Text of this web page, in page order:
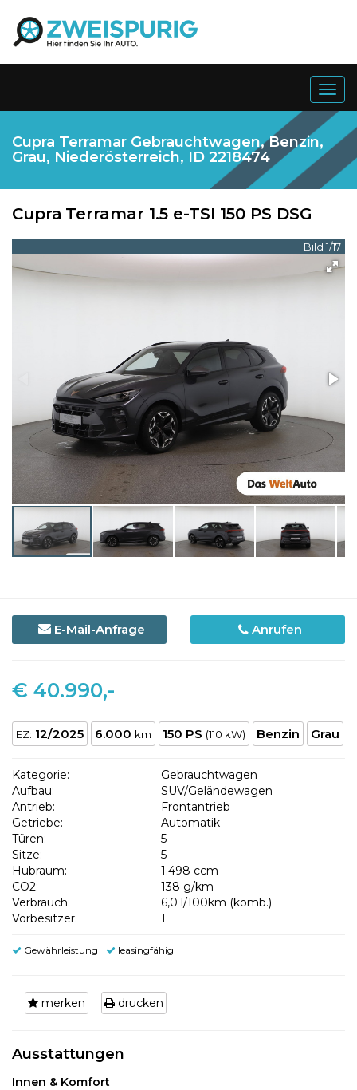
Cupra Terramar Gebrauchtwagen, Benzin,
Grau, Niederösterreich, ID 2218474
Cupra Terramar 1.5 e-TSI 150 PS DSG
Bild 1/17
E-Mail-Anfrage Anrufen
€ 40.990,-
EZ: 12/2025 6.000 km 150 PS (110 kW) Benzin Grau
Kategorie:
Gebrauchtwagen
Aufbau:
SUV/Geländewagen
Antrieb:
Frontantrieb
Getriebe:
Automatik
Türen:
5
Sitze:
5
Hubraum:
1.498 ccm
CO2:
138 g/km
Verbrauch:
6,0 l/100km (komb.)
Vorbesitzer:
1
Gewährleistung leasingfähig
merken drucken
Ausstattungen
Innen & Komfort